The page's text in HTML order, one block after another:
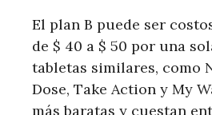
El plan B puede ser
de $ 40 a $ 50 por una
tabletas similares, como
Dose, Take Action y My
más baratas y cuestan